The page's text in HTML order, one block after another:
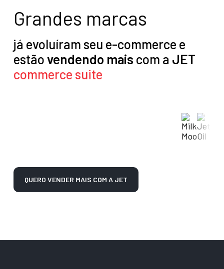
Grandes marcas
já evoluíram seu e-commerce e
estãovendendo mais com a JET
commerce suite
QUERO VENDER MAIS COM A JET